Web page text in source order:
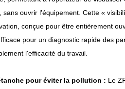
sans ouvrir l'équipement. Cette «
conçue pour être entièrement
pour un diagnostic rapide des
l'efficacité du travail.
pour éviter la pollution : Le